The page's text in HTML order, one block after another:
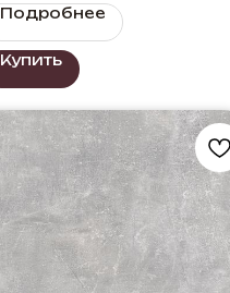
Подробнее
Купить